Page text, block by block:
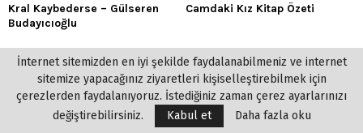
Kral Kaybederse – Gülseren
Budayıcıoğlu
Camdaki Kız Kitap Özeti
SOSYAL MEDYA
İnternet sitemizden en iyi şekilde faydalanabilmeniz ve internet
sitemize yapacağınız ziyaretleri kişiselleştirebilmek için
çerezlerden faydalanıyoruz. İstediğiniz zaman çerez ayarlarınızı
değiştirebilirsiniz.
Kabul et Daha fazla oku